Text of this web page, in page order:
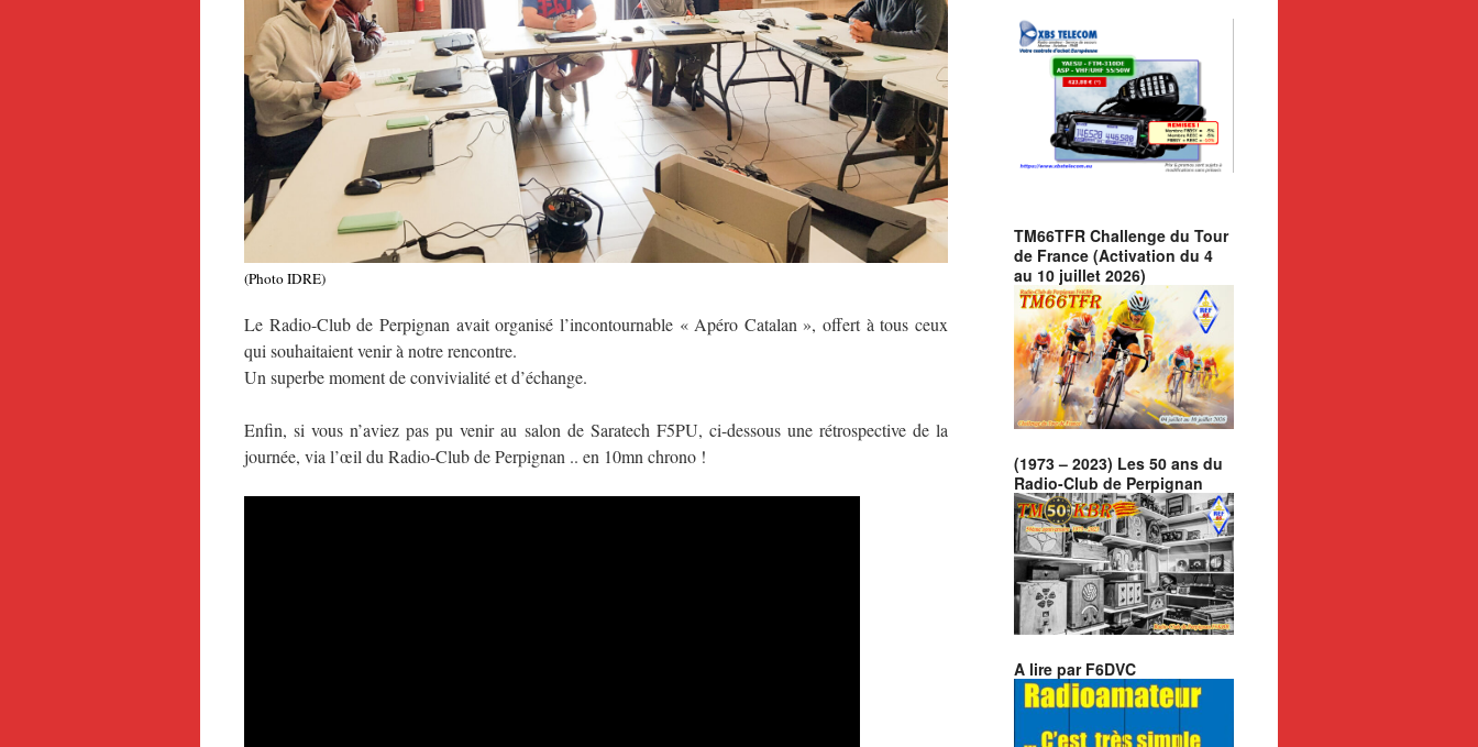
(Photo IDRE)
Le Radio-Club de Perpignan avait organisé l’incontournable « Apéro Catalan », offert à tous ceux
qui souhaitaient venir à notre rencontre.
Un superbe moment de convivialité et d’échange.
Enfin, si vous n’aviez pas pu venir au salon de Saratech F5PU, ci-dessous une rétrospective de la
journée, via l’œil du Radio-Club de Perpignan .. en 10mn chrono !
TM66TFR Challenge du Tour
de France (Activation du 4
au 10 juillet 2026)
(1973 – 2023) Les 50 ans du
Radio-Club de Perpignan
A lire par F6DVC